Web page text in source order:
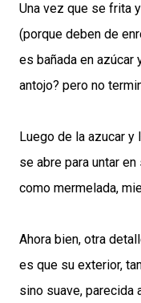
Una vez que se frita
(porque deben de
es bañada en azúcar
antojo? pero no
Luego de la azucar
se abre para untar
como mermelada,
Ahora bien, otra
es que su exterior,
sino suave, parecida